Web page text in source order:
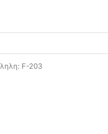
F-203